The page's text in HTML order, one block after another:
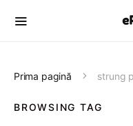
Prima pagină strung
BROWSING TAG